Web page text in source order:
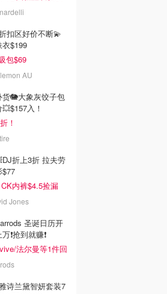
扣区好价不断💫
$199
包$69
AU
🐘大象灰饺子包
入！
！
折上3折 拉夫劳
$77
内裤$4.5捡漏
Jones
圣诞日历开
❗️抢到就赚❗️
法尔曼等1件回
诗兰黛智妍套装7